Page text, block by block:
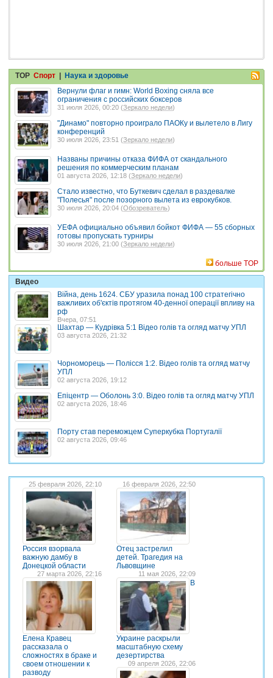
TOP Спорт | Наука и здоровье
Вернули флаг и гимн: World Boxing сняла все
ограничения с российских боксеров
31 июля 2026, 00:20 (Зеркало недели)
"Динамо" повторно проиграло ПАОКу и вылетело в Лигу
конференций
30 июля 2026, 23:51 (Зеркало недели)
Названы причины отказа ФИФА от скандального
решения по коммерческим планам
01 августа 2026, 12:18 (Зеркало недели)
Стало известно, что Буткевич сделал в раздевалке
"Полесья" после позорного вылета из еврокубков.
30 июля 2026, 20:04 (Обозреватель)
УЕФА официально объявил бойкот ФИФА — 55 сборных
готовы пропускать турниры
30 июля 2026, 21:00 (Зеркало недели)
больше TOP
Видео
Війна, день 1624. СБУ уразила понад 100 стратегічно
важливих об'єктів протягом 40-денної операції впливу на
рф
Вчера, 07:51
Шахтар — Кудрівка 5:1 Відео голів та огляд матчу УПЛ
03 августа 2026, 21:32
Чорноморець — Полісся 1:2. Відео голів та огляд матчу
УПЛ
02 августа 2026, 19:12
Епіцентр — Оболонь 3:0. Відео голів та огляд матчу УПЛ
02 августа 2026, 18:46
Порту став переможцем Суперкубка Португалії
02 августа 2026, 09:46
25 февраля 2026, 22:10
Россия взорвала
важную дамбу в
Донецкой области
16 февраля 2026, 22:50
Отец застрелил
детей. Трагедия на
Львовщине
27 марта 2026, 22:16
Елена Кравец
рассказала о
сложностях в браке и
своем отношении к
разводу
11 мая 2026, 22:09
В
Украине раскрыли
масштабную схему
дезертирства
09 апреля 2026, 22:06